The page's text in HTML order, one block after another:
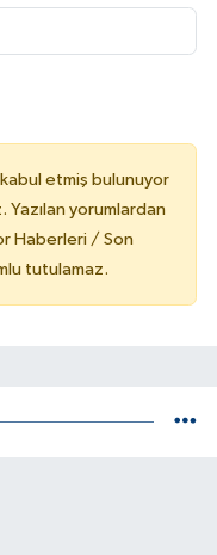
kabul etmiş bulunuyor
yorumlardan
Haberleri / Son
tutulamaz.